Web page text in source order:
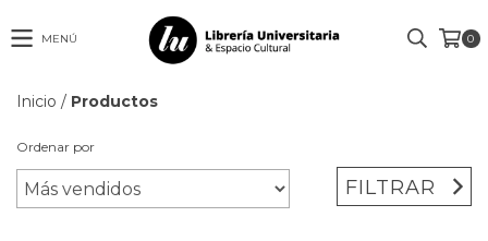
MENÚ 0
Inicio / Productos
Ordenar por
FILTRAR